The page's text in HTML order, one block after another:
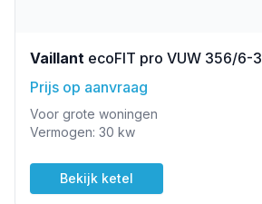
Vaillant ecoFIT pro VUW 356/6-3
Prijs op aanvraag
Voor grote woningen
Vermogen: 30 kw
Bekijk ketel